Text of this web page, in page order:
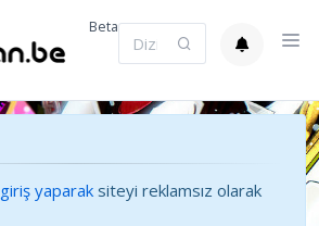
Beta
giriş yaparak siteyi reklamsız olarak